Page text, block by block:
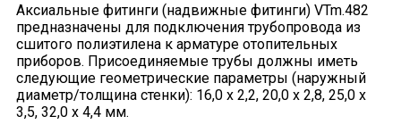
Аксиальные фитинги (надвижные фитинги) VTm.482
предназначены для подключения трубопровода из
сшитого полиэтилена к арматуре отопительных
приборов. Присоединяемые трубы должны иметь
следующие геометрические параметры (наружный
диаметр/толщина стенки): 16,0 x 2,2, 20,0 x 2,8, 25,0 x
3,5, 32,0 x 4,4 мм.